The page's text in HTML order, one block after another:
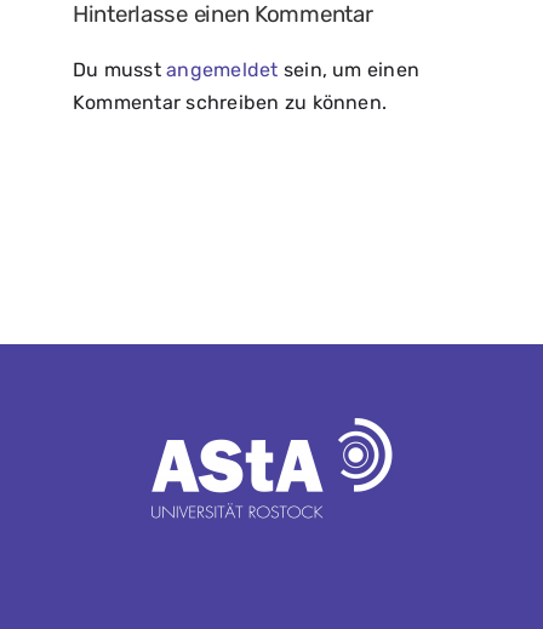
Hinterlasse einen Kommentar
Du musstangemeldet sein, um einen
Kommentar schreiben zu können.